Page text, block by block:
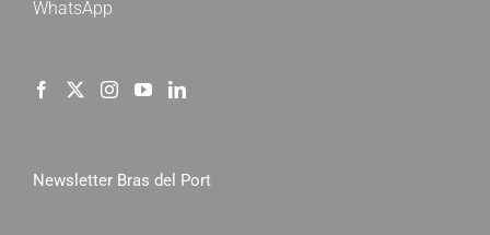
WhatsApp
Newsletter Bras del Port